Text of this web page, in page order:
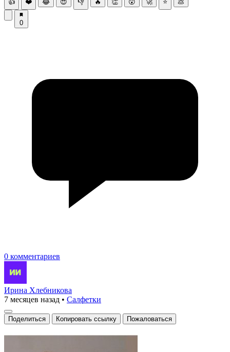
👍 ❤️ 😂 😍 👎 🔥 👏 😮 🚀 ⭐ 💩
0
0 комментариев
Ирина Хлебникова
7 месяцев назад • Салфетки
Поделиться Копировать ссылку Пожаловаться